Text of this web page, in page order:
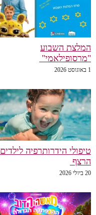
המלצת השבוע
"מרסופילאמי"
1 באוגוסט 2026
טיפולי הידרותרפיה
הרצף
20 ביולי 2026